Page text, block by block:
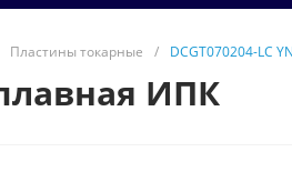
Пластины токарные / DCGT070204-LC
ИПК